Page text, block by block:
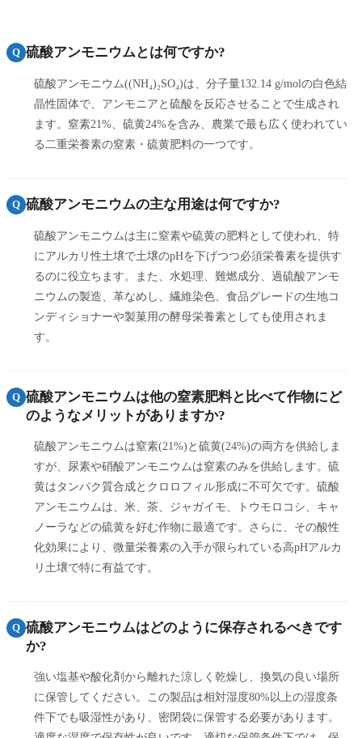
Q 硫酸アンモニウムとは何ですか?
硫酸アンモニウム((NH₄)₂SO₄)は、分子量132.14 g/molの白色結
晶性固体で、アンモニアと硫酸を反応させることで生成され
ます。窒素21%、硫黄24%を含み、農業で最も広く使われてい
る二重栄養素の窒素・硫黄肥料の一つです。
Q 硫酸アンモニウムの主な用途は何ですか?
硫酸アンモニウムは主に窒素や硫黄の肥料として使われ、特
にアルカリ性土壌で土壌のpHを下げつつ必須栄養素を提供す
るのに役立ちます。また、水処理、難燃成分、過硫酸アンモ
ニウムの製造、革なめし、繊維染色、食品グレードの生地コ
ンディショナーや製菓用の酵母栄養素としても使用されま
す。
Q 硫酸アンモニウムは他の窒素肥料と比べて作物にど
のようなメリットがありますか?
硫酸アンモニウムは窒素(21%)と硫黄(24%)の両方を供給しま
すが、尿素や硝酸アンモニウムは窒素のみを供給します。硫
黄はタンパク質合成とクロロフィル形成に不可欠です。硫酸
アンモニウムは、米、茶、ジャガイモ、トウモロコシ、キャ
ノーラなどの硫黄を好む作物に最適です。さらに、その酸性
化効果により、微量栄養素の入手が限られている高pHアルカ
リ土壌で特に有益です。
Q 硫酸アンモニウムはどのように保存されるべきです
か?
強い塩基や酸化剤から離れた涼しく乾燥し、換気の良い場所
に保管してください。この製品は相対湿度80%以上の湿度条
件下でも吸湿性があり、密閉袋に保管する必要があります。